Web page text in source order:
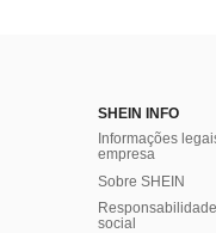
SHEIN INFO
Informações
empresa
Sobre SHEIN
Responsabilidade
social